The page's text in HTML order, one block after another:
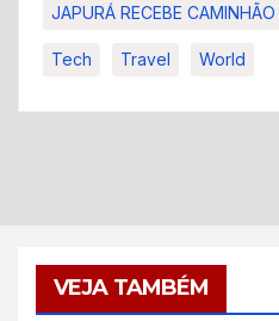
JAPURÁ RECEBE
Tech Travel World
VEJA TAMBÉM